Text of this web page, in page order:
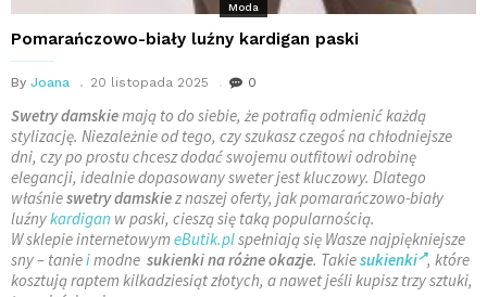
Moda
Pomarańczowo-biały luźny kardigan paski
By Joana 20 listopada 2025 0
Swetry damskiemają to do siebie, że potrafią odmienić każdą
stylizację. Niezależnie od tego, czy szukasz czegoś na chłodniejsze
dni, czy po prostu chcesz dodać swojemu outfitowi odrobinę
elegancji, idealnie dopasowany sweter jest kluczowy. Dlatego
właśnieswetry damskiez naszej oferty, jak pomarańczowo-biały
luźnykardigan w paski, cieszą się taką popularnością.
W sklepie internetowym eButik.plspełniają się Wasze najpiękniejsze
sny – tanieimodne sukienki na różne okazje. Takiesukienki , które
kosztują raptem kilkadziesiąt złotych, a nawet jeśli kupisz trzy sztuki,